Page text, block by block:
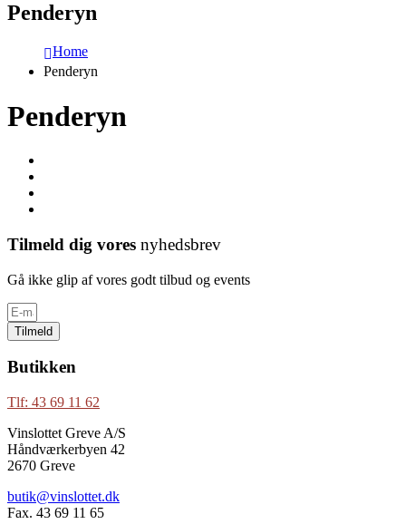
Penderyn
Home
Penderyn
Penderyn
Tilmeld dig vores nyhedsbrev
Gå ikke glip af vores godt tilbud og events
Tilmeld
Butikken
Tlf: 43 69 11 62
Vinslottet Greve A/S
Håndværkerbyen 42
2670 Greve
butik@vinslottet.dk
Fax. 43 69 11 65